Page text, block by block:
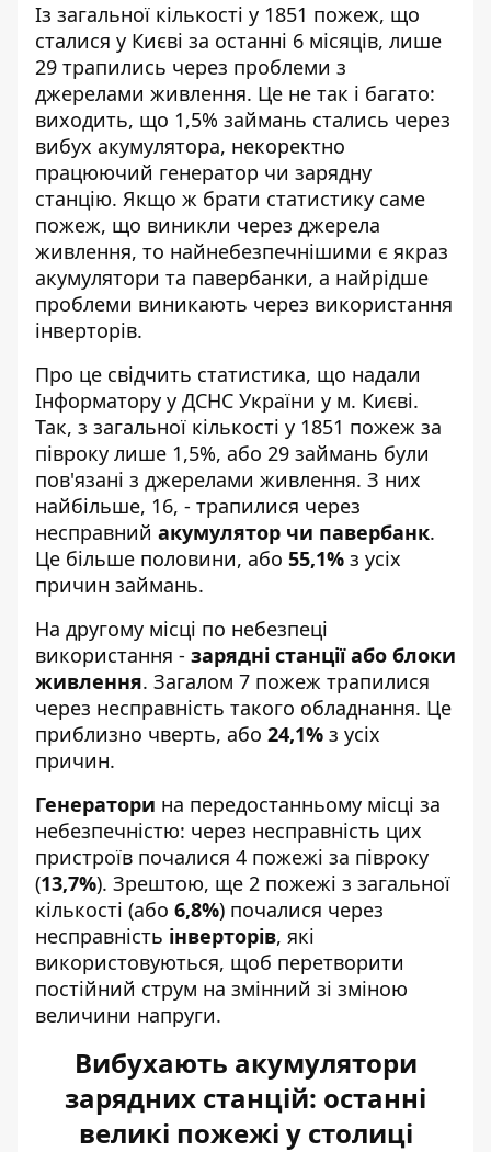
Із загальної кількості у 1851 пожеж, що
сталися у Києві за останні 6 місяців, лише
29 трапились через проблеми з
джерелами живлення. Це не так і багато:
виходить, що 1,5% займань стались через
вибух акумулятора, некоректно
працюючий генератор чи зарядну
станцію. Якщо ж брати статистику саме
пожеж, що виникли через джерела
живлення, то найнебезпечнішими є якраз
акумулятори та павербанки, а найрідше
проблеми виникають через використання
інверторів.
Про це свідчить статистика, що надали
Інформатору у ДСНС України у м. Києві.
Так, з загальної кількості у 1851 пожеж за
півроку лише 1,5%, або 29 займань були
пов'язані з джерелами живлення. З них
найбільше, 16, - трапилися через
несправний акумулятор чи павербанк.
Це більше половини, або 55,1% з усіх
причин займань.
На другому місці по небезпеці
використання - зарядні станції або блоки
живлення. Загалом 7 пожеж трапилися
через несправність такого обладнання. Це
приблизно чверть, або 24,1% з усіх
причин.
Генератори на передостанньому місці за
небезпечністю: через несправність цих
пристроїв почалися 4 пожежі за півроку
(13,7%). Зрештою, ще 2 пожежі з загальної
кількості (або 6,8%) почалися через
несправність інверторів, які
використовуються, щоб перетворити
постійний струм на змінний зі зміною
величини напруги.
Вибухають акумулятори
зарядних станцій: останні
великі пожежі у столиці